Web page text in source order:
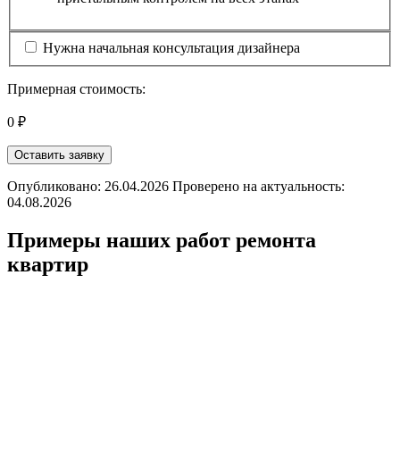
Нужна начальная консультация дизайнера
Примерная стоимость:
0 ₽
Оставить заявку
Опубликовано: 26.04.2026 Проверено на актуальность:
04.08.2026
Примеры наших работ ремонта
квартир